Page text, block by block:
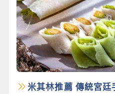
米其林推薦 傳統宮